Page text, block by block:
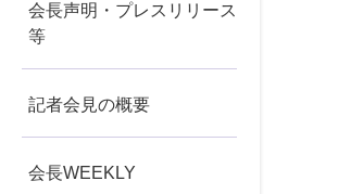
会長声明・プレスリリース
等
記者会見の概要
会長WEEKLY